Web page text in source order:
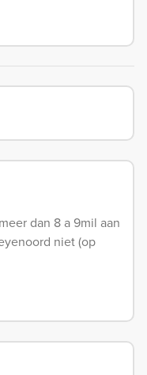
dan 8 a 9mil aan
niet (op